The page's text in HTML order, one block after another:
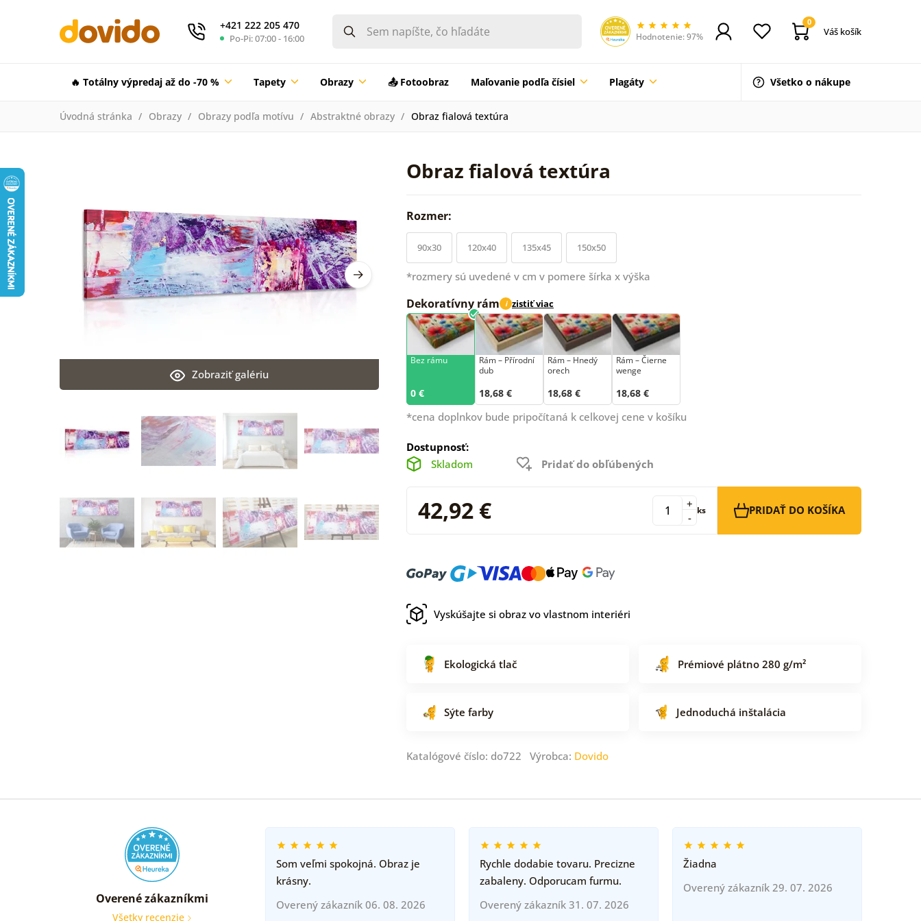
+421 222 205 470
Po-Pi: 07:00 - 16:00 Hodnotenie: 97%
0
Váš košík
🔥 Totálny výpredaj až do -70 % Tapety Obrazy 📤 Fotoobraz Maľovanie podľa čísiel Plagáty Všetko o nákupe
Úvodná stránka Obrazy Obrazy podľa motívu Abstraktné obrazy Obraz fialová textúra
Obraz fialová textúra
Zobraziť galériu
Rozmer:
90x30 120x40 135x45 150x50
*rozmery sú uvedené v cm v pomere šírka x výška
Dekoratívny rám i zistiť viac
Bez rámu
0 €
Rám –⁠⁠⁠⁠⁠⁠ Přírodní
dub
18,68 €
Rám – Hnedý
orech
18,68 €
Rám – Čierne
wenge
18,68 €
*cena doplnkov bude pripočítaná k celkovej cene v košíku
Dostupnosť:
Skladom
Pridať do obľúbených
42,92 € -
+ ks PRIDAŤ DO KOŠÍKA
Vyskúšajte si obraz vo vlastnom interiéri
Ekologická tlač Prémiové plátno 280 g/m²
Sýte farby Jednoduchá inštalácia
Katalógové číslo: do722 Výrobca: Dovido
Overené zákazníkmi
Všetky recenzie
Som veľmi spokojná. Obraz je
krásny.
Overený zákazník 06. 08. 2026
Rychle dodabie tovaru. Precizne
zabaleny. Odporucam furmu.
Overený zákazník 31. 07. 2026
Žiadna
Overený zákazník 29. 07. 2026